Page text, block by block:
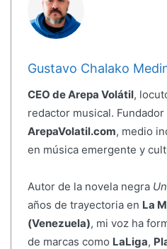
Gustavo Chalako
CEO de Arepa Volátil,
redactor musical.
ArepaVolatil.com, medio
en música emergente y
Autor de la novela negra
años de trayectoria en La
(Venezuela), mi voz ha
de marcas como LaLiga,